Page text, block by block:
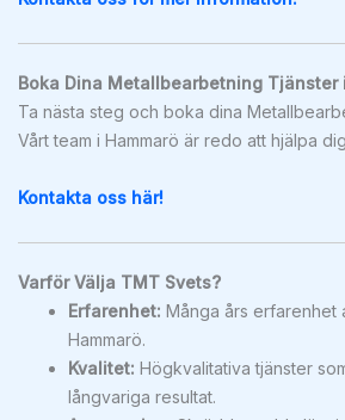
Boka Dina Metallbearbetning Tjänster
Ta nästa steg och boka dina
Vårt team i Hammarö är redo att hjälpa
Kontakta oss här!
Varför Välja TMT Svets?
Erfarenhet: Många års erfarenhet
Hammarö.
Kvalitet: Högkvalitativa tjänster
långvariga resultat.